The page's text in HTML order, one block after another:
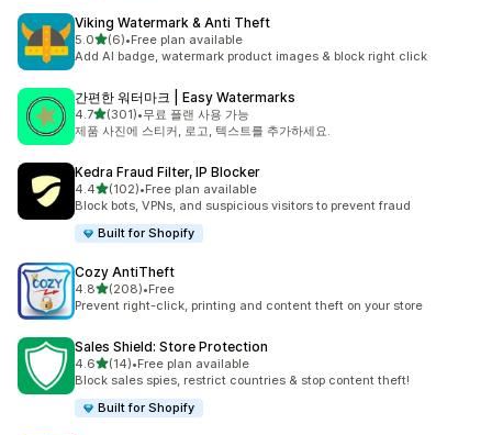
Viking Watermark & Anti Theft
5.0별 5개 중
(6)
총 리뷰 6개
•Free plan available
Add AI badge, watermark product images & block right click
간편한 워터마크 | Easy Watermarks
4.7별 5개 중
(301)
총 리뷰 301개
•무료 플랜 사용 가능
제품 사진에 스티커, 로고, 텍스트를 추가하세요.
Kedra Fraud Filter, IP Blocker
4.4별 5개 중
(102)
총 리뷰 102개
•Free plan available
Block bots, VPNs, and suspicious visitors to prevent fraud
Built for Shopify
Cozy AntiTheft
4.8별 5개 중
(208)
총 리뷰 208개
•Free
Prevent right-click, printing and content theft on your store
Sales Shield: Store Protection
4.6별 5개 중
(14)
총 리뷰 14개
•Free plan available
Block sales spies, restrict countries & stop content theft!
Built for Shopify